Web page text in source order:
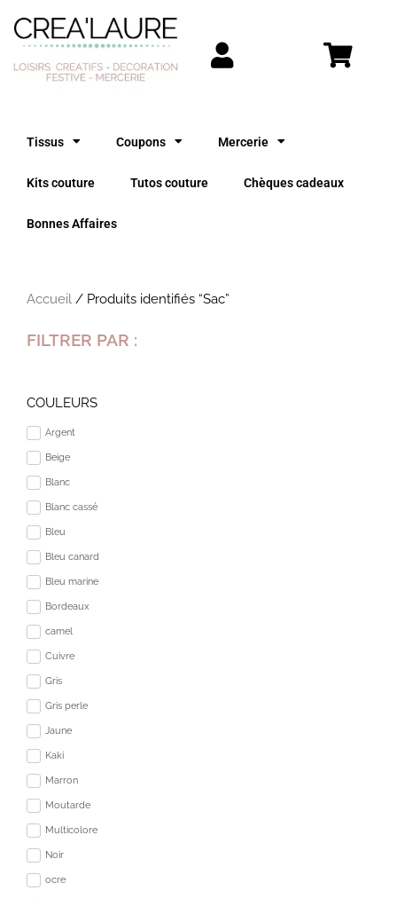
contenu
Tissus Coupons Mercerie
Kits couture Tutos couture Chèques cadeaux
Bonnes Affaires
Accueil / Produits identifiés “Sac”
FILTRER PAR :
COULEURS
Argent
Beige
Blanc
Blanc cassé
Bleu
Bleu canard
Bleu marine
Bordeaux
camel
Cuivre
Gris
Gris perle
Jaune
Kaki
Marron
Moutarde
Multicolore
Noir
ocre